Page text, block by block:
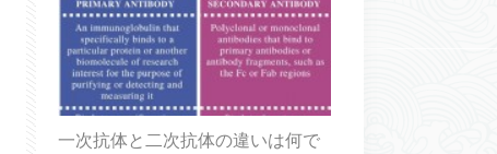
一次抗体と二次抗体の違いは何で